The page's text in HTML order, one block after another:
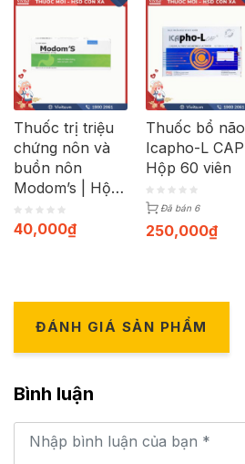
Thuốc trị triệu
chứng nôn và
buồn nôn
Modom’s | Hộp
100 viên
40,000₫
Thuốc bổ não
Icapho-L CAP |
Hộp 60 viên
Đã bán 6
250,000₫
ĐÁNH GIÁ SẢN PHẨM
Bình luận